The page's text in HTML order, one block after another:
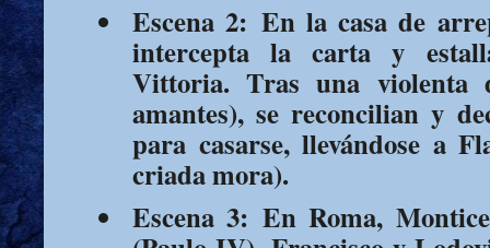
Escena 2: En la casa de
intercepta la carta y
Vittoria. Tras una violenta
amantes), se reconcilian y
para casarse, llevándose a
criada mora).
Escena 3: En Roma,